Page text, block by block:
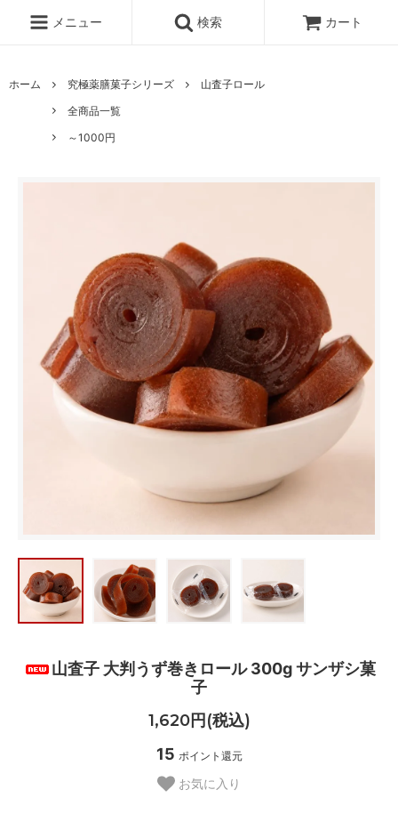
メニュー 検索 カート
ホーム 究極薬膳菓子シリーズ
山査子ロール
全商品一覧
～1000円
山査子 大判うず巻きロール 300g サンザシ菓
子
1,620円(税込)
15 ポイント還元
お気に入り